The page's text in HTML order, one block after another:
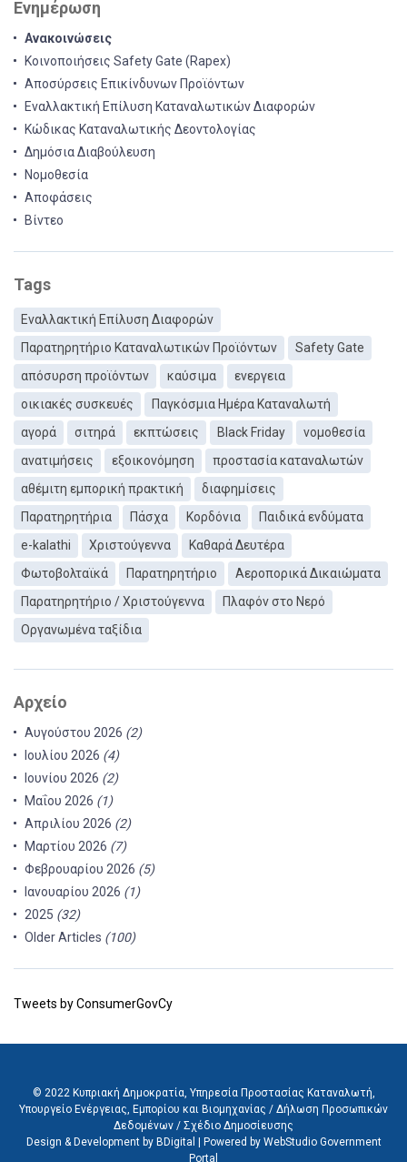
Ενημέρωση
Ανακοινώσεις
Κοινοποιήσεις Safety Gate (Rapex)
Αποσύρσεις Επικίνδυνων Προϊόντων
Εναλλακτική Επίλυση Καταναλωτικών Διαφορών
Κώδικας Καταναλωτικής Δεοντολογίας
Δημόσια Διαβούλευση
Νομοθεσία
Αποφάσεις
Βίντεο
Tags
Εναλλακτική Επίλυση Διαφορών
Παρατηρητήριο Καταναλωτικών Προϊόντων
Safety Gate
απόσυρση προϊόντων
καύσιμα
ενεργεια
οικιακές συσκευές
Παγκόσμια Ημέρα Καταναλωτή
αγορά
σιτηρά εκπτώσεις Black Friday
νομοθεσία
ανατιμήσεις
εξοικονόμηση
προστασία καταναλωτών
αθέμιτη εμπορική πρακτική
διαφημίσεις
Παρατηρητήρια
Πάσχα Κορδόνια
Παιδικά ενδύματα
e-kalathi
Χριστούγεννα
Καθαρά Δευτέρα
Φωτοβολταϊκά
Παρατηρητήριο
Αεροπορικά Δικαιώματα
Παρατηρητήριο / Χριστούγεννα
Πλαφόν στο Νερό
Οργανωμένα ταξίδια
Αρχείο
Αυγούστου 2026 (2)
Ιουλίου 2026 (4)
Ιουνίου 2026 (2)
Μαΐου 2026 (1)
Απριλίου 2026 (2)
Μαρτίου 2026 (7)
Φεβρουαρίου 2026 (5)
Ιανουαρίου 2026 (1)
2025 (32)
Older Articles (100)
Tweets by ConsumerGovCy
© 2022 Κυπριακή Δημοκρατία, Υπηρεσία Προστασίας Καταναλωτή,
Υπουργείο Ενέργειας, Εμπορίου και Βιομηχανίας / Δήλωση Προσωπικών
Δεδομένων / Σχέδιο Δημοσίευσης
Design & Development by BDigital | Powered by WebStudio Government
Portal